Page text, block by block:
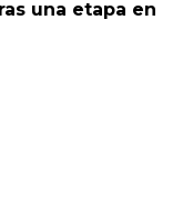
una etapa en